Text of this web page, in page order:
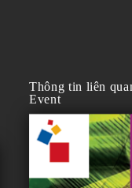
Thông tin liên
Event